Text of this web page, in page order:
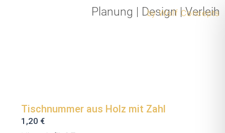
Planung Design| Verleih
by Wolf Concepts
Tischnummer aus Holz mit Zahl
1,20 €